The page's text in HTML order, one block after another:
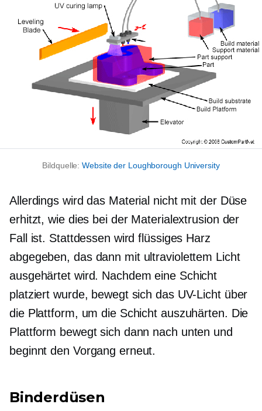
Bildquelle:Website der Loughborough University
Allerdings wird das Material nicht mit der Düse
erhitzt, wie dies bei der Materialextrusion der
Fall ist. Stattdessen wird flüssiges Harz
abgegeben, das dann mit ultraviolettem Licht
ausgehärtet wird. Nachdem eine Schicht
platziert wurde, bewegt sich das UV-Licht über
die Plattform, um die Schicht auszuhärten. Die
Plattform bewegt sich dann nach unten und
beginnt den Vorgang erneut.
Binderdüsen